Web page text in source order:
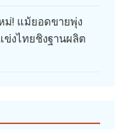
ม่! แม้ยอดขายพุ่ง
ข่งไทยชิงฐานผลิต